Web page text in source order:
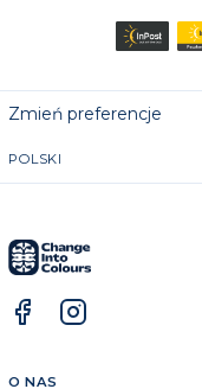
Zmień preferencje
POLSKI
O NAS